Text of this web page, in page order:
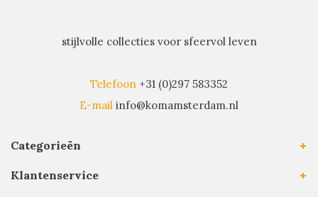
stijlvolle collecties voor sfeervol leven
Telefoon +31 (0)297 583352
E-mail info@komamsterdam.nl
Categorieën
Klantenservice